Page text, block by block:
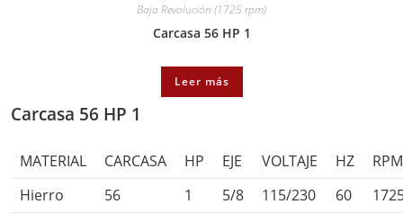
Baja Revolución (1725 rpm)
Carcasa 56 HP 1
Leer más
Carcasa 56 HP 1
MATERIAL CARCASA HP EJE VOLTAJE HZ
RPM
Hierro
56 1 5/8 115/230 60